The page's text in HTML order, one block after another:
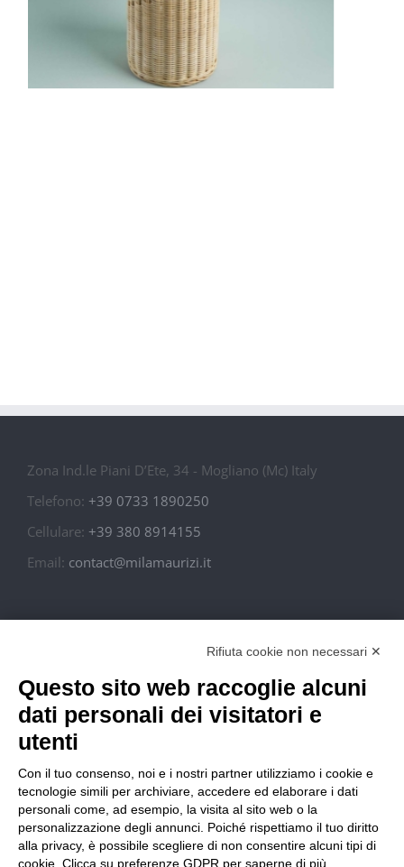
Zona Ind.le Piani D’Ete, 34 - Mogliano (Mc) Italy
Telefono: +39 0733 1890250
Cellulare: +39 380 8914155
Email: contact@milamaurizi.it
Condizioni di Vendita
Spese di Spedizione
Resi e Rimborsi
Privacy
Rifiuta cookie non necessari ✕
Questo sito web raccoglie alcuni
dati personali dei visitatori e
utenti
Con il tuo consenso, noi e i nostri partner utilizziamo i cookie e
tecnologie simili per archiviare, accedere ed elaborare i dati
personali come, ad esempio, la visita al sito web o la
personalizzazione degli annunci. Poiché rispettiamo il tuo diritto
alla privacy, è possibile scegliere di non consentire alcuni tipi di
cookie. Clicca su preferenze GDPR per saperne di più.